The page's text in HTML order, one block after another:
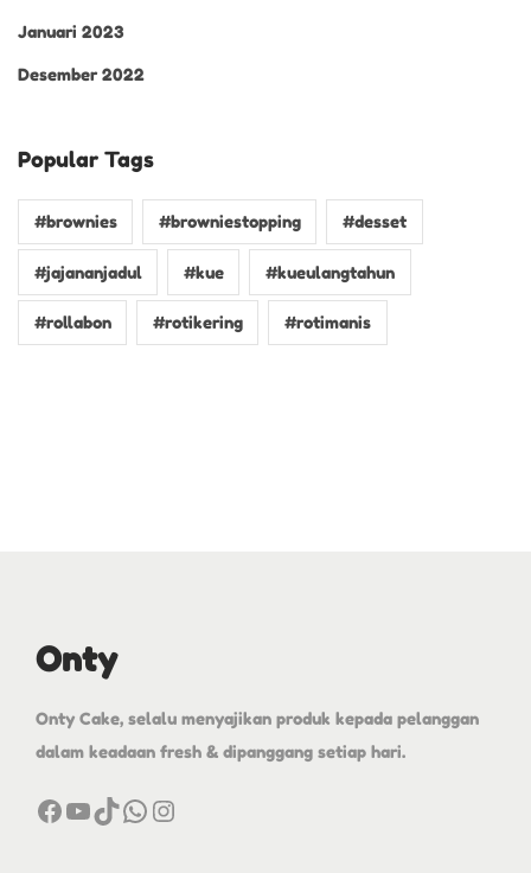
Januari 2023
Desember 2022
Popular Tags
#brownies #browniestopping #desset
#jajananjadul #kue #kueulangtahun
#rollabon #rotikering #rotimanis
Onty
Onty Cake, selalu menyajikan produk kepada pelanggan
dalam keadaan fresh & dipanggang setiap hari.